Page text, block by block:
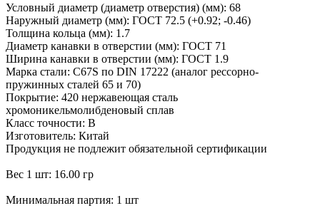
Условный диаметр (диаметр отверстия) (мм): 68
Наружный диаметр (мм): ГОСТ 72.5 (+0.92; -0.46)
Толщина кольца (мм): 1.7
Диаметр канавки в отверстии (мм): ГОСТ 71
Ширина канавки в отверстии (мм): ГОСТ 1.9
Марка стали: C67S по DIN 17222 (аналог рессорно-
пружинных сталей 65 и 70)
Покрытие: 420 нержавеющая сталь
хромоникельмолибденовый сплав
Класс точности: В
Изготовитель: Китай
Продукция не подлежит обязательной сертификации
Вес 1 шт: 16.00 гр
Минимальная партия: 1 шт